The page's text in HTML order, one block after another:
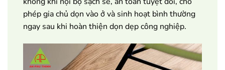
phép gia chủ dọn vào ở và sinh hoạt bình thường
ngay sau khi hoàn thiện dọn dẹp công nghiệp.